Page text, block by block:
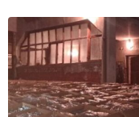
Komisja ds.
współpracy